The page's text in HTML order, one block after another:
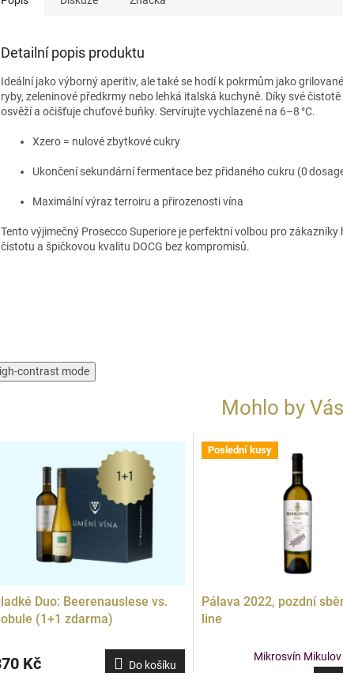
Detailní popis produktu
Ideální jako výborný aperitiv, ale také se hodí k pokrmům jako
ryby, zeleninové předkrmy nebo lehká italská kuchyně. Díky své
osvěží a očišťuje chuťové buňky. Servírujte vychlazené na 6–8 °C.
Xzero = nulové zbytkové cukry
Ukončení sekundární fermentace bez přidaného cukru (0
Maximální výraz terroiru a přirozenosti vína
Tento výjimečný Prosecco Superiore je perfektní volbou pro zákazníky
čistotu a špičkovou kvalitu DOCG bez kompromisů.
contrast mode
Mohlo by
Duo: Beerenauslese vs.
(1+1 zdarma)
Kč Do košíku
Poslední kusy
Pálava 2022, pozdní
line
Mikrosvín Mikulov